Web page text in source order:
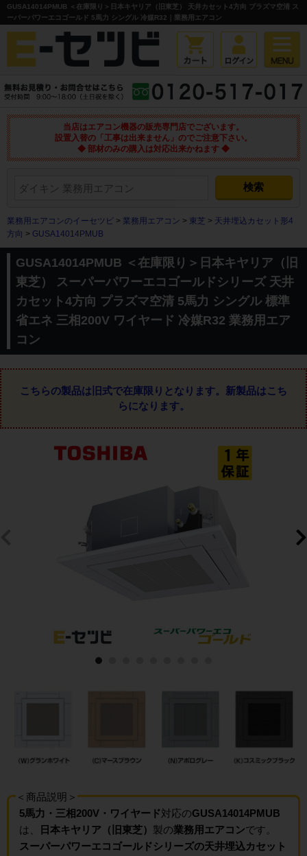
GUSA14014PMUB ＜在庫限り＞日本キヤリア（旧東芝） 天井カセット4方向 プラズマ空清 ス
ーパーパワーエコゴールド 5馬力 シングル 冷媒R32｜業務用エアコン
当店はエアコン機器の販売専門店でございます。
設置入替の「工事は出来ません」のでご注意下さい。
◆ 部材のみの購入は対応出来かねます ◆
業務用エアコンのイーセツビ > 業務用エアコン > 東芝 > 天井埋込カセット形4
方向 > GUSA14014PMUB
GUSA14014PMUB ＜在庫限り＞日本キヤリア（旧
東芝） スーパーパワーエコゴールドシリーズ 天井
カセット4方向 プラズマ空清 5馬力 シングル 標準
省エネ 三相200V ワイヤード 冷媒R32 業務用エア
コン
こちらの製品は旧式で在庫限りとなります。 新製品はこち
らになります。
＜商品説明＞
5馬力・三相200V・ワイヤード対応のGUSA14014PMUB
は、
日本キヤリア（旧東芝） 製の業務用エアコンです。
スーパーパワーエコゴールドシリーズの天井埋込カセット